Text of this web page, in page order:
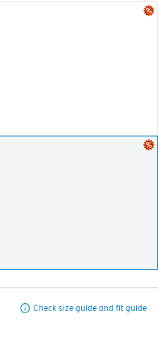
Check size guide and fit guide